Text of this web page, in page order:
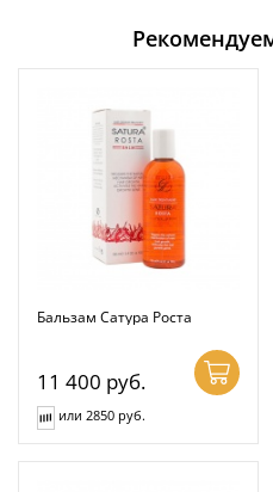
Бальзам Сатура Роста
11 400 руб.
или 2850 руб.